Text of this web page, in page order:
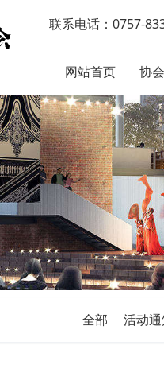
联系电话：0757-
网站首页 协
全部 活动